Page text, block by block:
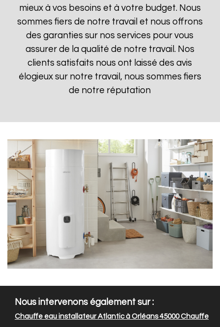
mieux à vos besoins et à votre budget. Nous
sommes fiers de notre travail et nous offrons
des garanties sur nos services pour vous
assurer de la qualité de notre travail. Nos
clients satisfaits nous ont laissé des avis
élogieux sur notre travail, nous sommes fiers
de notre réputation
Nous intervenons également sur :
Chauffe eau installateur Atlantic à Orléans 45000Chauffe